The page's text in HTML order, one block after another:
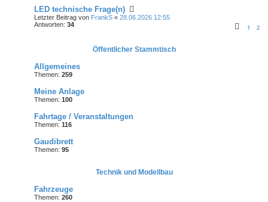
LED technische Frage(n)
Letzter Beitrag von FrankS « 28.06.2026 12:55
Antworten: 34 1 2
Öffentlicher Stammtisch
Allgemeines
Themen: 259
Meine Anlage
Themen: 100
Fahrtage / Veranstaltungen
Themen: 116
Gaudibrett
Themen: 95
Technik und Modellbau
Fahrzeuge
Themen: 260